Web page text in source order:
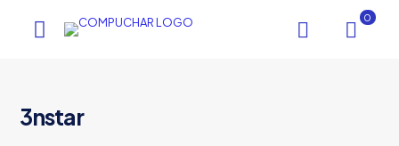
0
3nstar